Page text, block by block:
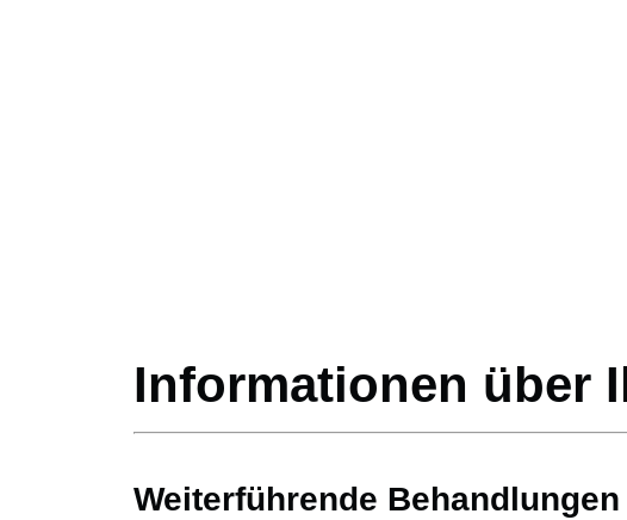
Informationen über
Weiterführende Behandlungen